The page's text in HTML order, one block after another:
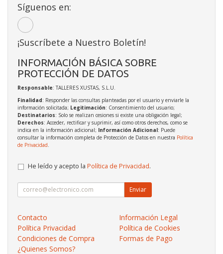
Síguenos en:
¡Suscríbete a Nuestro Boletín!
INFORMACIÓN BÁSICA SOBRE
PROTECCIÓN DE DATOS
Responsable: TALLERES XUSTAS, S.L.U.
Finalidad: Responder las consultas planteadas por el usuario y enviarle la
información solicitada; Legitimación: Consentimiento del usuario;
Destinatarios: Solo se realizan cesiones si existe una obligación legal;
Derechos: Acceder, rectificar y suprimir, así como otros derechos, como se
indica en la información adicional; Información Adicional: Puede
consultar la información completa de Protección de Datos en nuestra Política
de Privacidad
He leído y acepto la Política de Privacidad.
Enviar
Contacto
Información Legal
Política Privacidad
Política de Cookies
Condiciones de Compra
Formas de Pago
¿Quienes Somos?